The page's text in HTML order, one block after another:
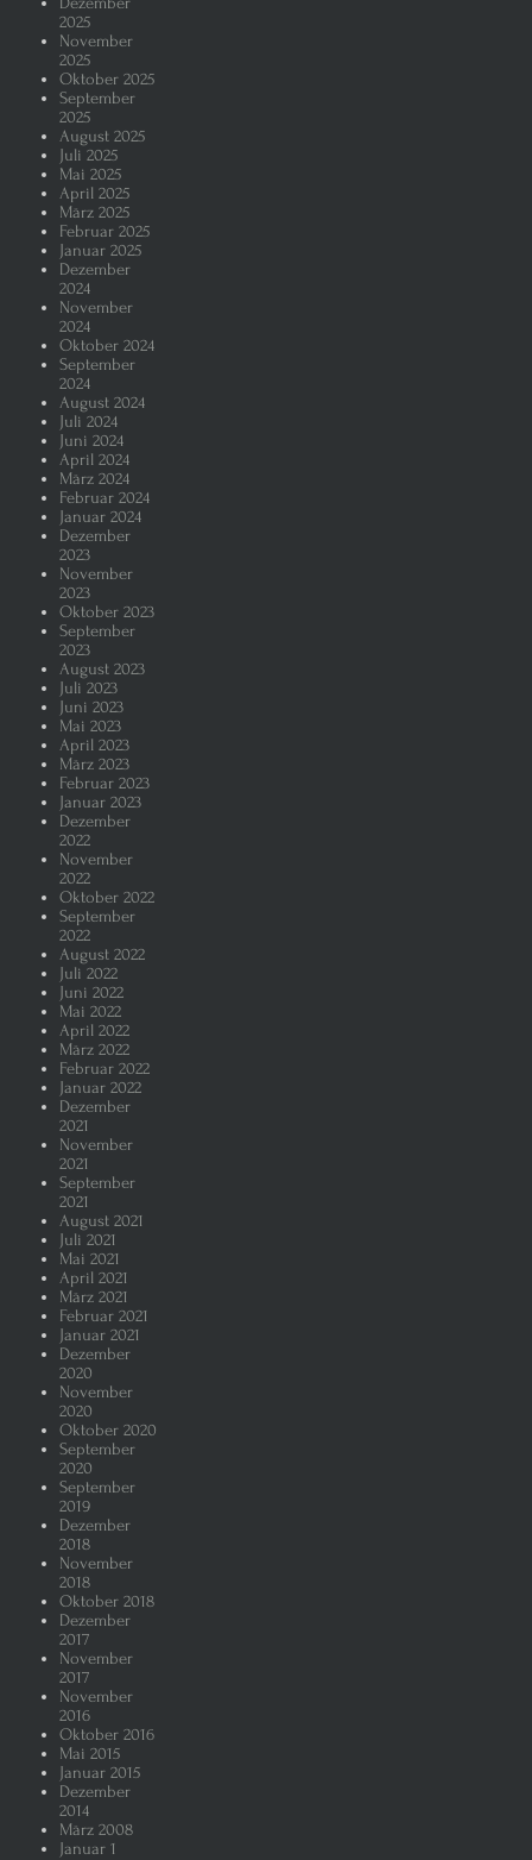
2025
November
2025
Oktober 2025
September
2025
August 2025
Juli 2025
Mai 2025
April 2025
März 2025
Februar 2025
Januar 2025
Dezember
2024
November
2024
Oktober 2024
September
2024
August 2024
Juli 2024
Juni 2024
April 2024
März 2024
Februar 2024
Januar 2024
Dezember
2023
November
2023
Oktober 2023
September
2023
August 2023
Juli 2023
Juni 2023
Mai 2023
April 2023
März 2023
Februar 2023
Januar 2023
Dezember
2022
November
2022
Oktober 2022
September
2022
August 2022
Juli 2022
Juni 2022
Mai 2022
April 2022
März 2022
Februar 2022
Januar 2022
Dezember
2021
November
2021
September
2021
August 2021
Juli 2021
Mai 2021
April 2021
März 2021
Februar 2021
Januar 2021
Dezember
2020
November
2020
Oktober 2020
September
2020
September
2019
Dezember
2018
November
2018
Oktober 2018
Dezember
2017
November
2017
November
2016
Oktober 2016
Mai 2015
Januar 2015
Dezember
2014
März 2008
Januar 1